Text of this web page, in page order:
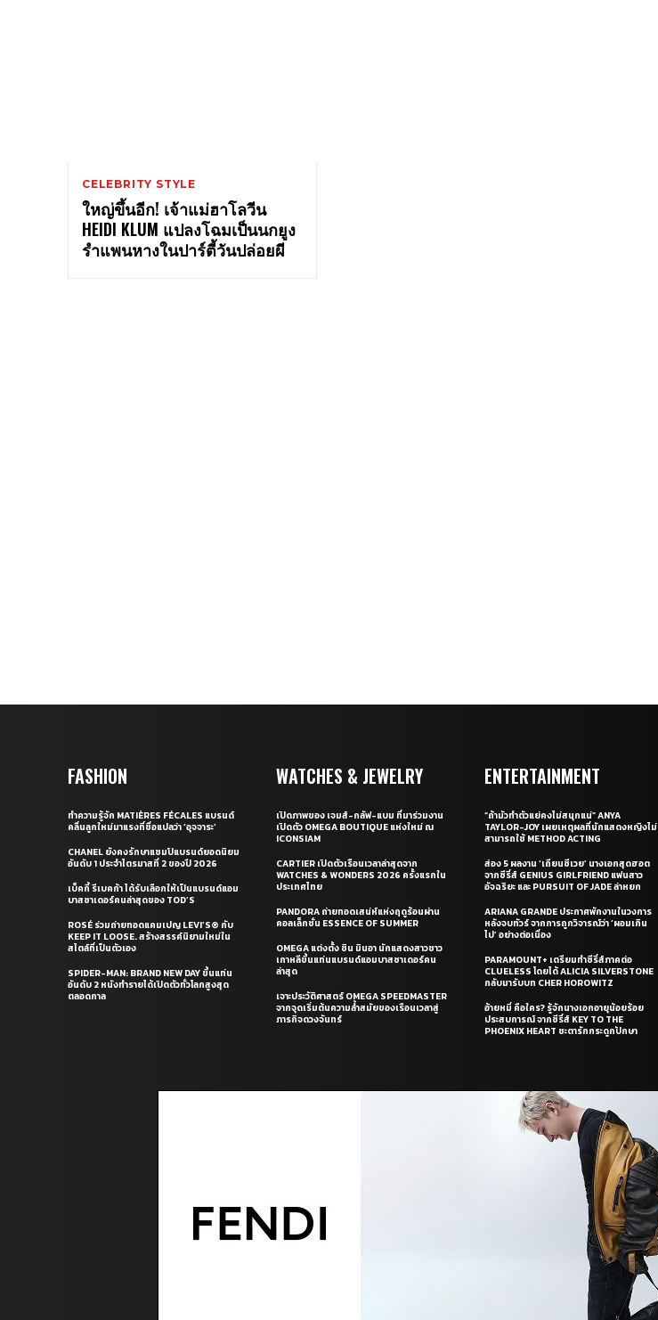
CELEBRITY STYLE
ใหญ่ขึ้นอีก! เจ้าแม่ฮาโลวีน
HEIDI KLUM แปลงโฉมเป็นนกยูง
รำแพนหางในปาร์ตี้วันปล่อยผี
FASHION
ทำความรู้จัก MATIÈRES FÉCALES แบรนด์
คลื่นลูกใหม่มาแรงที่ชื่อแปลว่า ‘อุจจาระ’
CHANEL ยังคงรักษาแชมป์แบรนด์ยอดนิยม
อันดับ 1 ประจำไตรมาสที่ 2 ของปี 2026
เบ็คกี้ รีเบคก้า ได้รับเลือกให้เป็นแบรนด์แอม
บาสซาเดอร์คนล่าสุดของ TOD’S
ROSÉ ร่วมถ่ายทอดแคมเปญ LEVI’S® กับ
KEEP IT LOOSE. สร้างสรรค์นิยามใหม่ใน
สไตล์ที่เป็นตัวเอง
SPIDER-MAN: BRAND NEW DAY ขึ้นแท่น
อันดับ 2 หนังทำรายได้เปิดตัวทั่วโลกสูงสุด
ตลอดกาล
WATCHES & JEWELRY
เปิดภาพของ เจมส์-กลัฟ-แบม ที่มาร่วมงาน
เปิดตัว OMEGA BOUTIQUE แห่งใหม่ ณ
ICONSIAM
CARTIER เปิดตัวเรือนเวลาล่าสุดจาก
WATCHES & WONDERS 2026 ครั้งแรกใน
ประเทศไทย
PANDORA ถ่ายทอดเสน่ห์แห่งฤดูร้อนผ่าน
คอลเล็กชั่น ESSENCE OF SUMMER
OMEGA แต่งตั้ง ชิน มินอา นักแสดงสาวชาว
เกาหลีขึ้นแท่นแบรนด์แอมบาสซาเดอร์คน
ล่าสุด
เจาะประวัติศาสตร์ OMEGA SPEEDMASTER
จากจุดเริ่มต้นความล้ำสมัยของเรือนเวลาสู่
ภารกิจดวงจันทร์
ENTERTAINMENT
“ถ้ามัวทำตัวแย่คงไม่สนุกแน่” ANYA
TAYLOR-JOY เผยเหตุผลที่นักแสดงหญิงไม่
สามารถใช้ METHOD ACTING
ส่อง 5 ผลงาน ‘เถียนซีเวย’ นางเอกสุดฮอต
จากซีรี่ส์ GENIUS GIRLFRIEND แฟนสาว
อัจฉริยะ และ PURSUIT OF JADE ล่าหยก
ARIANA GRANDE ประกาศพักงานในวงการ
หลังจบทัวร์ จากการถูกวิจารณ์ว่า ‘ผอมเกิน
ไป’ อย่างต่อเนื่อง
PARAMOUNT+ เตรียมทำซีรี่ส์ภาคต่อ
CLUELESS โดยได้ ALICIA SILVERSTONE
กลับมารับบท CHER HOROWITZ
อ้ายหมี่ คือใคร? รู้จักนางเอกอายุน้อยร้อย
ประสบการณ์ จากซีรี่ส์ KEY TO THE
PHOENIX HEART ชะตารักกระดูกปักษา